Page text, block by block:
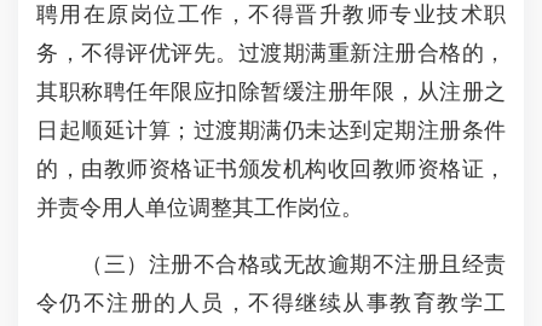
聘用在原岗位工作，不得晋升教师专业技术职
务，不得评优评先。过渡期满重新注册合格的，
其职称聘任年限应扣除暂缓注册年限，从注册之
日起顺延计算；过渡期满仍未达到定期注册条件
的，由教师资格证书颁发机构收回教师资格证，
并责令用人单位调整其工作岗位。
（三）注册不合格或无故逾期不注册且经责
令仍不注册的人员，不得继续从事教育教学工